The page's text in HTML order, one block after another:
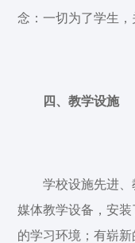
念：一切为了学生，
四、教学设施
学校设施先进
媒体教学设备，安
的学习环境；有崭